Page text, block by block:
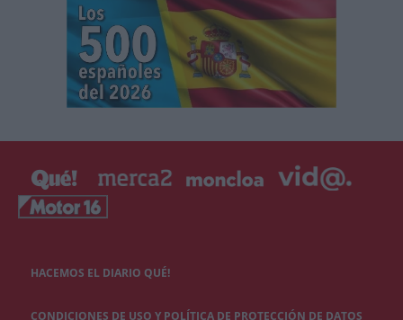
HACEMOS EL DIARIO QUÉ!
CONDICIONES DE USO Y POLÍTICA DE PROTECCIÓN DE DATOS